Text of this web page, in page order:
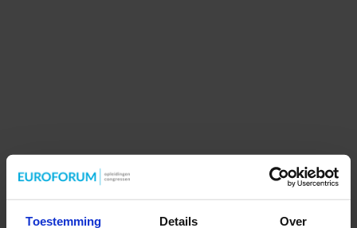
Toestemming Details Over